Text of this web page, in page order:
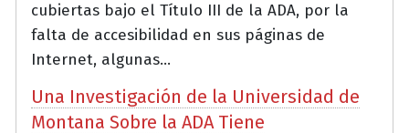
cubiertas bajo el Título III de la ADA, por la
falta de accesibilidad en sus páginas de
Internet, algunas...
Una Investigación de la Universidad de
Montana Sobre la ADA Tiene